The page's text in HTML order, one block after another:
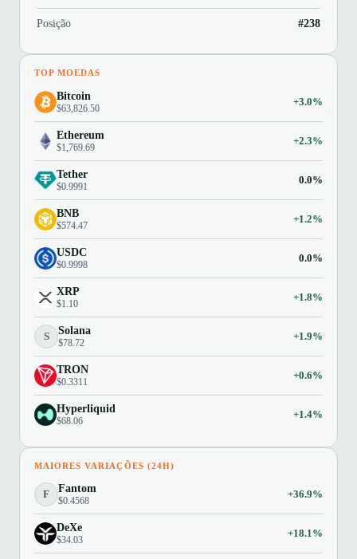
Posição #238
TOP MOEDAS
Bitcoin
$63,826.50
+3.0%
Ethereum
$1,769.69
+2.3%
Tether
$0.9991
0.0%
BNB
$574.47
+1.2%
USDC
$0.9998
0.0%
XRP
$1.10
+1.8%
S Solana
$78.72
+1.9%
TRON
$0.3311
+0.6%
Hyperliquid
$68.06
+1.4%
MAIORES VARIAÇÕES (24H)
F Fantom
$0.4568
+36.9%
DeXe
$34.03
+18.1%